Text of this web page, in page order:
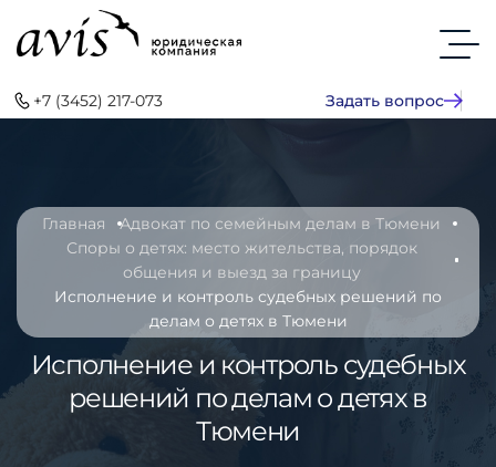
+7 (3452) 217-073 Задать вопрос
Главная
Адвокат по семейным делам в Тюмени
Споры о детях: место жительства, порядок
общения и выезд за границу
Исполнение и контроль судебных решений по
делам о детях в Тюмени
Исполнение и контроль судебных
решений по делам о детях в
Тюмени